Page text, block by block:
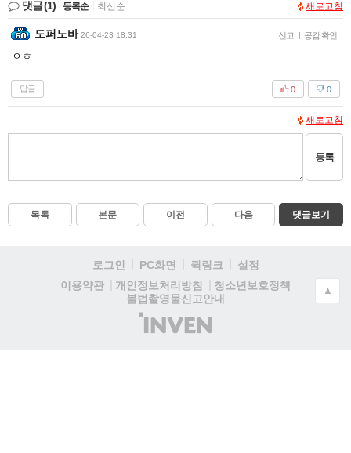
댓글(1) 등록순 최신순 새로고침
도퍼노바 26-04-23 18:31 신고 | 공감 확인
ㅇㅎ
답글 0
0
새로고침
등록
목록 본문 이전 다음 댓글보기
로그인 PC화면 퀵링크
설정
이용약관
개인정보처리방침
청소년보호정책
불법촬영물신고안내
(주)
인
▲